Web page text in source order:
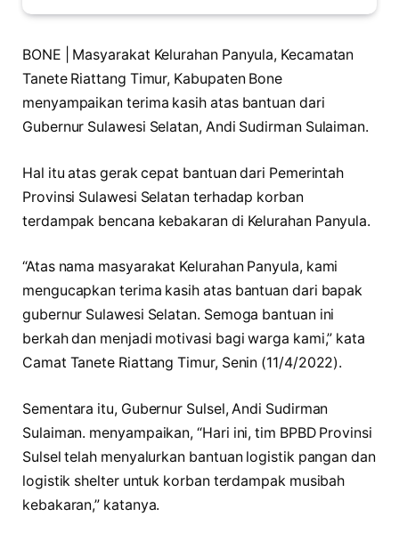
BONE | Masyarakat Kelurahan Panyula, Kecamatan
Tanete Riattang Timur, Kabupaten Bone
menyampaikan terima kasih atas bantuan dari
Gubernur Sulawesi Selatan, Andi Sudirman Sulaiman.
Hal itu atas gerak cepat bantuan dari Pemerintah
Provinsi Sulawesi Selatan terhadap korban
terdampak bencana kebakaran di Kelurahan Panyula.
“Atas nama masyarakat Kelurahan Panyula, kami
mengucapkan terima kasih atas bantuan dari bapak
gubernur Sulawesi Selatan. Semoga bantuan ini
berkah dan menjadi motivasi bagi warga kami,” kata
Camat Tanete Riattang Timur, Senin (11/4/2022).
Sementara itu, Gubernur Sulsel, Andi Sudirman
Sulaiman. menyampaikan, “Hari ini, tim BPBD Provinsi
Sulsel telah menyalurkan bantuan logistik pangan dan
logistik shelter untuk korban terdampak musibah
kebakaran,” katanya.